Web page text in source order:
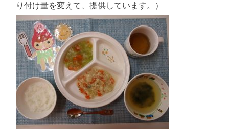
り付け量を変えて、提供しています。）